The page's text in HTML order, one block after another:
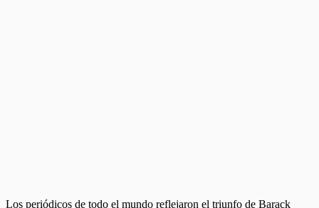
Los periódicos de todo el mundo reflejaron el triunfo de Barack